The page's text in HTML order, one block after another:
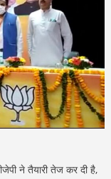
ने तैयारी तेज कर दी है,